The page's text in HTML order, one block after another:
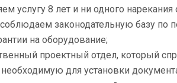
услугу 8 лет и ни одного нарекания
законодательную базу по
на оборудование;
проектный отдел, который
необходимую для установки